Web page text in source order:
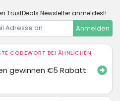
TrustDeals Newsletter anmeldest!
Anmelden
CODEWORT BEI ÄHNLICHEN
gewinnen €5 Rabatt